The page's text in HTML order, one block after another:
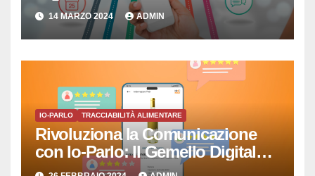
SISTEMI SRL
14 MARZO 2024 ADMIN
IO-PARLO TRACCIABILITÀ ALIMENTARE
Rivoluziona la Comunicazione
con Io-Parlo: Il Gemello Digitale
che Semplicemente Parla